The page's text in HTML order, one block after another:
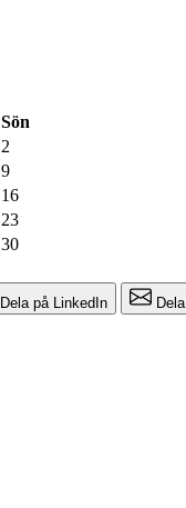
Sön
2
9
16
23
30
Dela på LinkedIn